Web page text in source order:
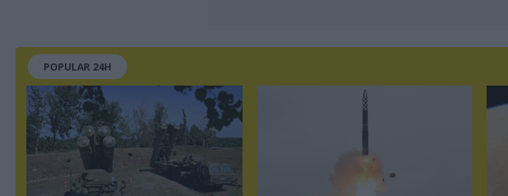
POPULAR 24H